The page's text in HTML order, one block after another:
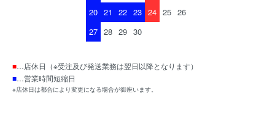
20 21 22 23 24 25 26
27 28 29 30
■…店休日（※受注及び発送業務は翌日以降となります）
■…営業時間短縮日
※店休日は都合により変更になる場合が御座います。